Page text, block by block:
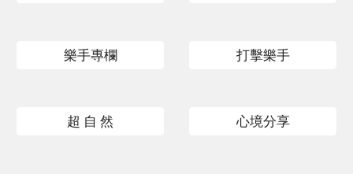
樂手專欄 打擊樂手
超 自 然 心境分享